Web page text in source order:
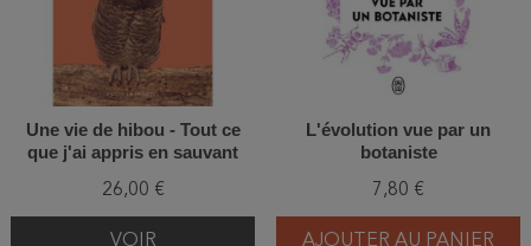
Une vie de hibou - Tout ce
que j'ai appris en sauvant
26,00 €
VOIR
L'évolution vue par un
botaniste
7,80 €
AJOUTER AU PANIER